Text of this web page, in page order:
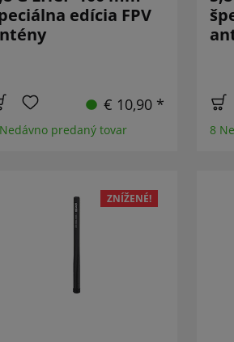
edícia FPV
€ 10,90 *
predaný tovar 8
ZNÍŽENÉ!